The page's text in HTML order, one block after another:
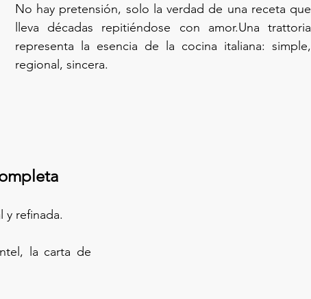
No hay pretensión, solo la verdad de una receta que
lleva décadas repitiéndose con amor.Una trattoria
representa la esencia de la cocina italiana: simple,
regional, sincera.
y refinada.
la carta de